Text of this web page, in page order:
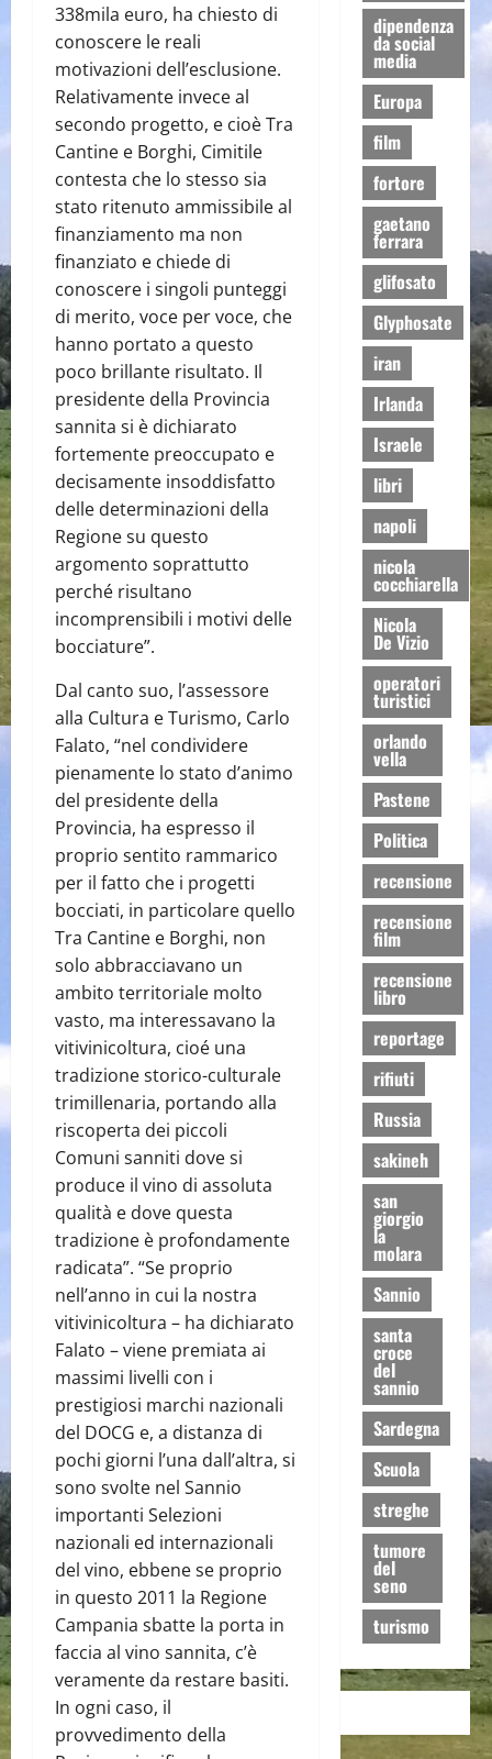
338mila euro, ha chiesto di
conoscere le reali
motivazioni dell’esclusione.
Relativamente invece al
secondo progetto, e cioè Tra
Cantine e Borghi, Cimitile
contesta che lo stesso sia
stato ritenuto ammissibile al
finanziamento ma non
finanziato e chiede di
conoscere i singoli punteggi
di merito, voce per voce, che
hanno portato a questo
poco brillante risultato. Il
presidente della Provincia
sannita si è dichiarato
fortemente preoccupato e
decisamente insoddisfatto
delle determinazioni della
Regione su questo
argomento soprattutto
perché risultano
incomprensibili i motivi delle
bocciature”.
Dal canto suo, l’assessore
alla Cultura e Turismo, Carlo
Falato, “nel condividere
pienamente lo stato d’animo
del presidente della
Provincia, ha espresso il
proprio sentito rammarico
per il fatto che i progetti
bocciati, in particolare quello
Tra Cantine e Borghi, non
solo abbracciavano un
ambito territoriale molto
vasto, ma interessavano la
vitivinicoltura, cioé una
tradizione storico-culturale
trimillenaria, portando alla
riscoperta dei piccoli
Comuni sanniti dove si
produce il vino di assoluta
qualità e dove questa
tradizione è profondamente
radicata”. “Se proprio
nell’anno in cui la nostra
vitivinicoltura – ha dichiarato
Falato – viene premiata ai
massimi livelli con i
prestigiosi marchi nazionali
del DOCG e, a distanza di
pochi giorni l’una dall’altra, si
sono svolte nel Sannio
importanti Selezioni
nazionali ed internazionali
del vino, ebbene se proprio
in questo 2011 la Regione
Campania sbatte la porta in
faccia al vino sannita, c’è
veramente da restare basiti.
In ogni caso, il
provvedimento della
dipendenza
da social
media
Europa
film
fortore
gaetano
ferrara
glifosato
Glyphosate
iran
Irlanda
Israele
libri
napoli
nicola
cocchiarella
Nicola
De Vizio
operatori
turistici
orlando
vella
Pastene
Politica
recensione
recensione
film
recensione
libro
reportage
rifiuti
Russia
sakineh
san
giorgio
la
molara
Sannio
santa
croce
del
sannio
Sardegna
Scuola
streghe
tumore
del
seno
turismo